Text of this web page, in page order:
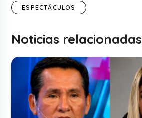
ESPECTÁCULOS
Noticias relacionadas